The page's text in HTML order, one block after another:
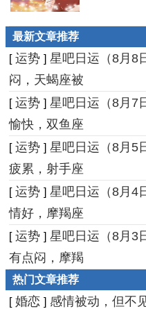
最新文章推荐
[ 运势 ] 星吧日运（8月8
闷，天蝎座被
[ 运势 ] 星吧日运（8月7
愉快，双鱼座
[ 运势 ] 星吧日运（8月5
疲累，射手座
[ 运势 ] 星吧日运（8月4
情好，摩羯座
[ 运势 ] 星吧日运（8月3
有点闷，摩羯
热门文章推荐
[ 婚恋 ] 感情被动，但不